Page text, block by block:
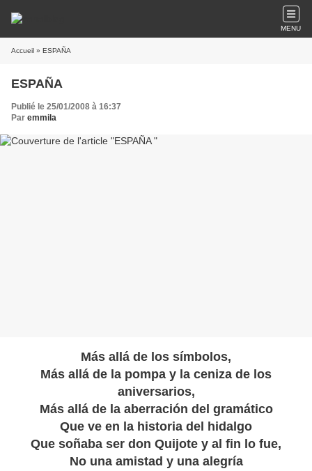
MENU
Accueil » ESPAÑA
ESPAÑA
Publié le 25/01/2008 à 16:37
Par emmila
Más allá de los símbolos,
Más allá de la pompa y la ceniza de los
aniversarios,
Más allá de la aberración del gramático
Que ve en la historia del hidalgo
Que soñaba ser don Quijote y al fin lo fue,
No una amistad y una alegría